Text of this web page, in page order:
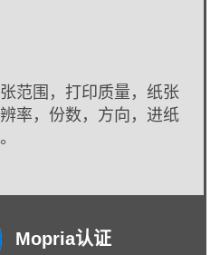
范围，打印质量，纸张
率，份数，方向，进纸
Mopria认证